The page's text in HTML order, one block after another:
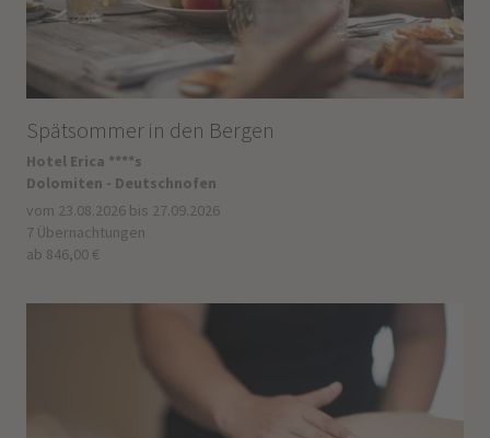
Spätsommer in den Bergen
Hotel Erica ****s
Dolomiten - Deutschnofen
vom 23.08.2026 bis 27.09.2026
7 Übernachtungen
ab 846,00 €